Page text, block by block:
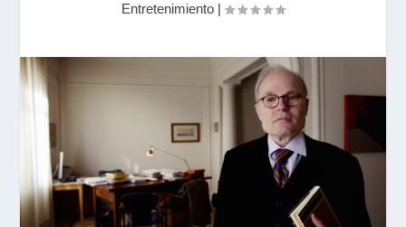
Entretenimiento |